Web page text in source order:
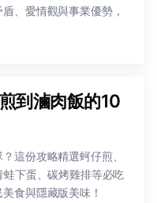
、愛情觀與事業優勢，
到滷肉飯的10
這份攻略精選蚵仔煎、
下蛋、碳烤雞排等必吃
食與隱藏版美味！